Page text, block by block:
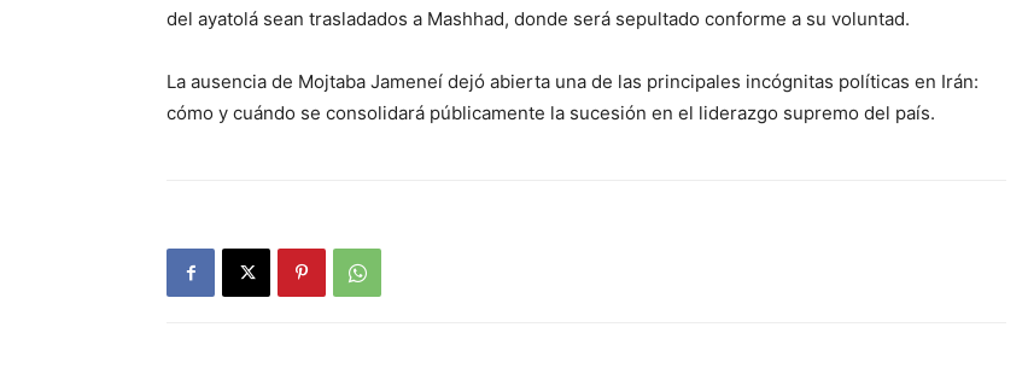
del ayatolá sean trasladados a Mashhad, donde será sepultado conforme a su voluntad.
La ausencia de Mojtaba Jameneí dejó abierta una de las principales incógnitas políticas en Irán:
cómo y cuándo se consolidará públicamente la sucesión en el liderazgo supremo del país.